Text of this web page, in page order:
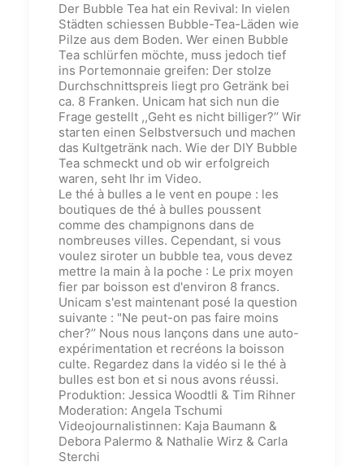
Der Bubble Tea hat ein Revival: In vielen
Städten schiessen Bubble-Tea-Läden wie
Pilze aus dem Boden. Wer einen Bubble
Tea schlürfen möchte, muss jedoch tief
ins Portemonnaie greifen: Der stolze
Durchschnittspreis liegt pro Getränk bei
ca. 8 Franken. Unicam hat sich nun die
Frage gestellt ,,Geht es nicht billiger?’’ Wir
starten einen Selbstversuch und machen
das Kultgetränk nach. Wie der DIY Bubble
Tea schmeckt und ob wir erfolgreich
waren, seht Ihr im Video.
Le thé à bulles a le vent en poupe : les
boutiques de thé à bulles poussent
comme des champignons dans de
nombreuses villes. Cependant, si vous
voulez siroter un bubble tea, vous devez
mettre la main à la poche : Le prix moyen
fier par boisson est d'environ 8 francs.
Unicam s'est maintenant posé la question
suivante : "Ne peut-on pas faire moins
cher?’’ Nous nous lançons dans une auto-
expérimentation et recréons la boisson
culte. Regardez dans la vidéo si le thé à
bulles est bon et si nous avons réussi.
Produktion: Jessica Woodtli & Tim Rihner
Moderation: Angela Tschumi
Videojournalistinnen: Kaja Baumann &
Debora Palermo & Nathalie Wirz & Carla
Sterchi